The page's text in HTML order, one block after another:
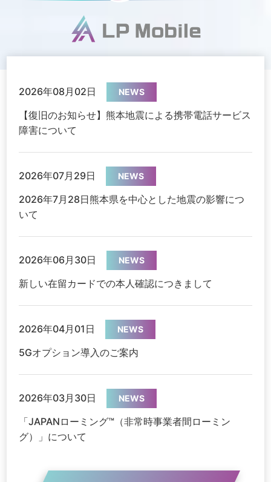
2026年08月02日 NEWS
【復旧のお知らせ】熊本地震による携帯電話サービス
障害について
2026年07月29日 NEWS
2026年7月28日熊本県を中心とした地震の影響につ
いて
2026年06月30日 NEWS
新しい在留カードでの本人確認につきまして
2026年04月01日 NEWS
5Gオプション導入のご案内
2026年03月30日 NEWS
「JAPANローミング™（非常時事業者間ローミン
グ）」について